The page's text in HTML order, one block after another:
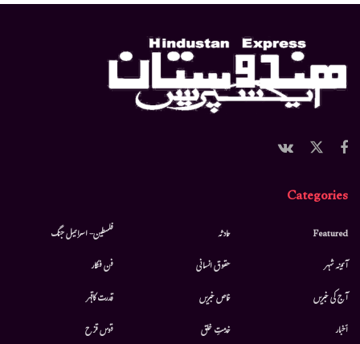
Categories
Featured
آئینہ شہر
آج کی خبریں
أخبار
حادثہ
حقوق انسانی
خاص خبریں
خدمتِ خلق
فلسطین- اسرائیل جنگ
فن فنکار
قدرت کاقہر
قوس قزح